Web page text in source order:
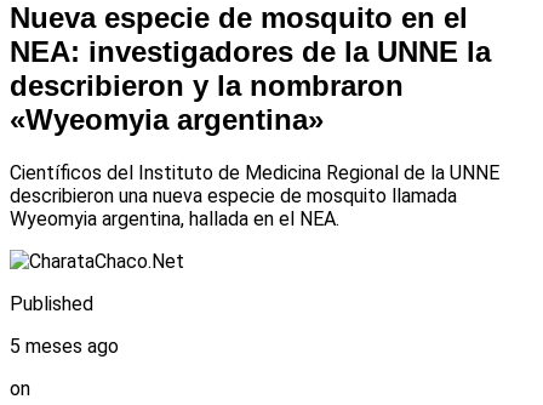
Nueva especie de mosquito en el
NEA: investigadores de la UNNE la
describieron y la nombraron
«Wyeomyia argentina»
Científicos del Instituto de Medicina Regional de la UNNE
describieron una nueva especie de mosquito llamada
Wyeomyia argentina, hallada en el NEA.
Published
5 meses ago
on